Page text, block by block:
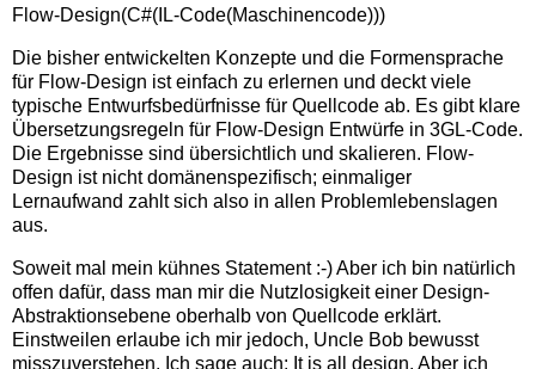
Flow-Design(C#(IL-Code(Maschinencode)))
Die bisher entwickelten Konzepte und die Formensprache
für Flow-Design ist einfach zu erlernen und deckt viele
typische Entwurfsbedürfnisse für Quellcode ab. Es gibt klare
Übersetzungsregeln für Flow-Design Entwürfe in 3GL-Code.
Die Ergebnisse sind übersichtlich und skalieren. Flow-
Design ist nicht domänenspezifisch; einmaliger
Lernaufwand zahlt sich also in allen Problemlebenslagen
aus.
Soweit mal mein kühnes Statement :-) Aber ich bin natürlich
offen dafür, dass man mir die Nutzlosigkeit einer Design-
Abstraktionsebene oberhalb von Quellcode erklärt.
Einstweilen erlaube ich mir jedoch, Uncle Bob bewusst
misszuverstehen. Ich sage auch: It is all design. Aber ich